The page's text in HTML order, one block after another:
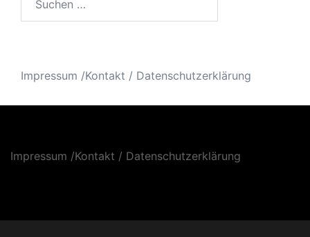
Impressum /Kontakt / Datenschutzerklärung
Impressum /Kontakt / Datenschutzerklärung